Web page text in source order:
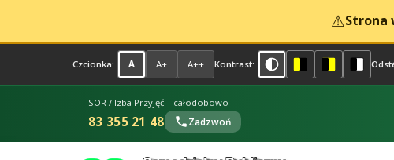
⚠Strona
Czcionka: A A+ A++ Kontrast: Normalny kontrast
Żółty na czarnym
Czarny naCzarny
SOR / Izba Przyjęć – całodobowo
83 355 21 48 Zadzwoń